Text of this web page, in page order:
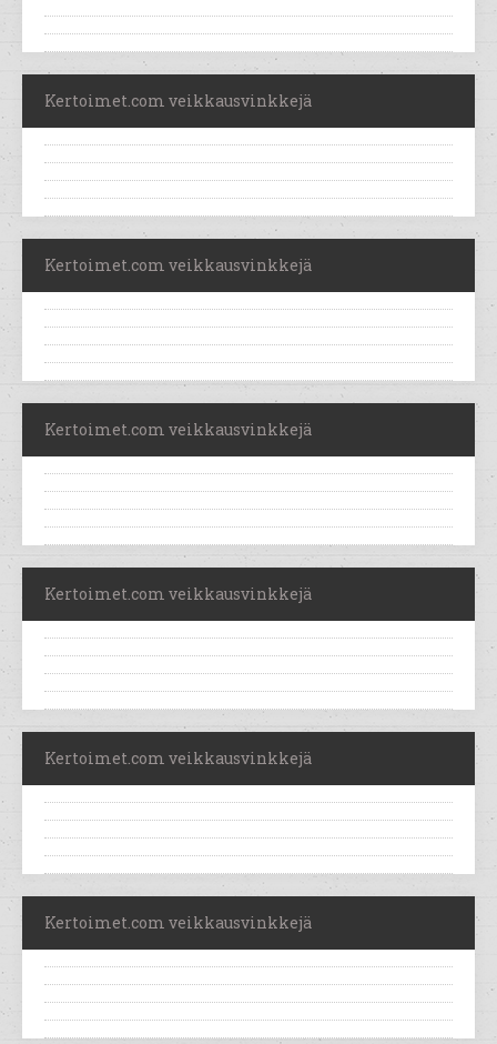
Kertoimet.com veikkausvinkkejä
Kertoimet.com veikkausvinkkejä
Kertoimet.com veikkausvinkkejä
Kertoimet.com veikkausvinkkejä
Kertoimet.com veikkausvinkkejä
Kertoimet.com veikkausvinkkejä